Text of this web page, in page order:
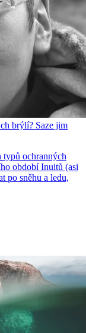
brýlí? Saze jim
typů ochranných
období Inuitů (asi
po sněhu a ledu,